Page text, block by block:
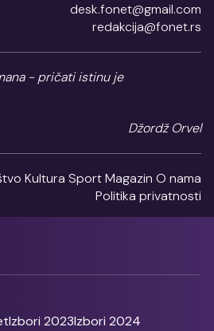
desk.fonet@gmail.com
redakcija@fonet.rs
- pričati istinu je
Džordž Orvel
Kultura SportMagazin O nama
Politika privatnosti
Izbori 2023Izbori 2024